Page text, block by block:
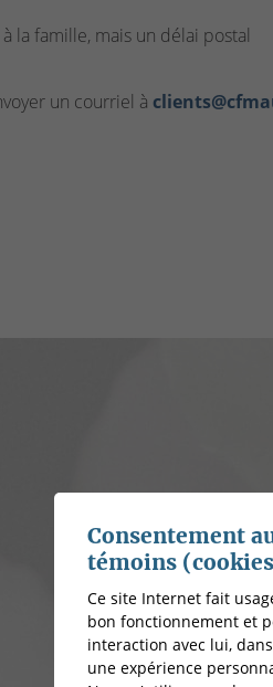
la famille, mais un délai postal
un courriel à
Consentement
témoins
Ce site Internet fait
bon fonctionnement et
interaction avec lui,
une expérience